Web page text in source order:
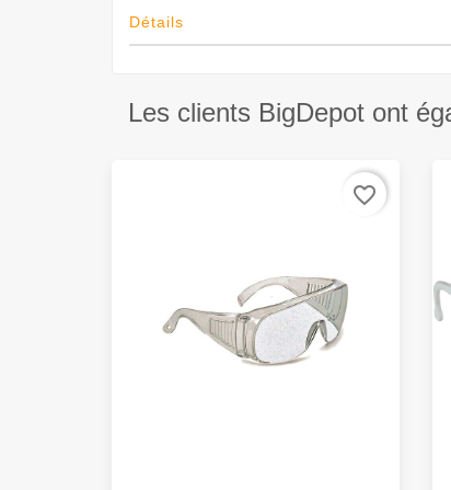
Détails
Les clients BigDepot ont
favorite_border